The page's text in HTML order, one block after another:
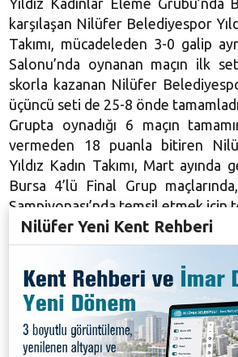
Yıldız Kadınlar Eleme
karşılaşan Nilüfer Belediyespor
Takımı, mücadeleden 3-0 galip
Salonu’nda oynanan maçın ilk
skorla kazanan Nilüfer
üçüncü seti de 25-8 önde
Grupta oynadığı 6 maçın
vermeden 18 puanla bitiren
Yıldız Kadın Takımı, Mart ayında
Bursa 4’lü Final Grup
Şampiyonası’nda temsil etmek için
Karşılaşmayı Nilüfer
Başantrenörü Reşat
Nilüfer Belediyespor Başkanı Ali
kutladı. Çok güçlü bir altyapı
Başkan Karamık, “Takımımız,
Gençler ve A Takım voleybol
Nilüfer’i başarıyla temsil ediyor.
Nilüfer Yeni Kent Rehberi